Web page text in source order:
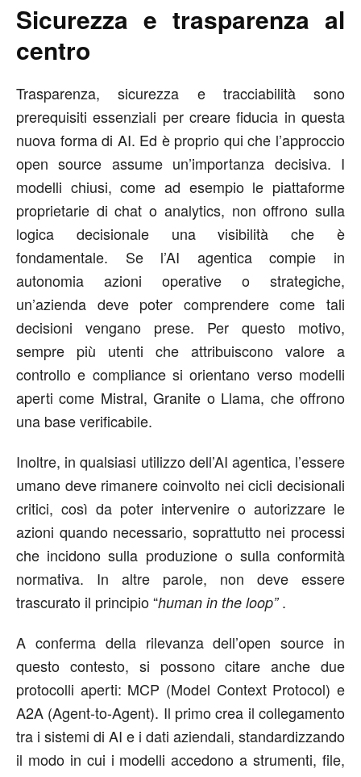
Sicurezza e trasparenza al
centro
Trasparenza, sicurezza e tracciabilità sono
prerequisiti essenziali per creare fiducia in questa
nuova forma di AI. Ed è proprio qui che l’approccio
open source assume un’importanza decisiva. I
modelli chiusi, come ad esempio le piattaforme
proprietarie di chat o analytics, non offrono sulla
logica decisionale una visibilità che è
fondamentale. Se l’AI agentica compie in
autonomia azioni operative o strategiche,
un’azienda deve poter comprendere come tali
decisioni vengano prese. Per questo motivo,
sempre più utenti che attribuiscono valore a
controllo e compliance si orientano verso modelli
aperti come Mistral, Granite o Llama, che offrono
una base verificabile.
Inoltre, in qualsiasi utilizzo dell’AI agentica, l’essere
umano deve rimanere coinvolto nei cicli decisionali
critici, così da poter intervenire o autorizzare le
azioni quando necessario, soprattutto nei processi
che incidono sulla produzione o sulla conformità
normativa. In altre parole, non deve essere
trascurato il principio “human in the loop”.
A conferma della rilevanza dell’open source in
questo contesto, si possono citare anche due
protocolli aperti: MCP (Model Context Protocol) e
A2A (Agent-to-Agent). Il primo crea il collegamento
tra i sistemi di AI e i dati aziendali, standardizzando
il modo in cui i modelli accedono a strumenti, file,